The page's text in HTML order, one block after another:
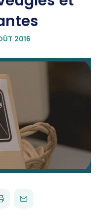
2016
Play
Video
ENVOYER
PAR
EMAIL